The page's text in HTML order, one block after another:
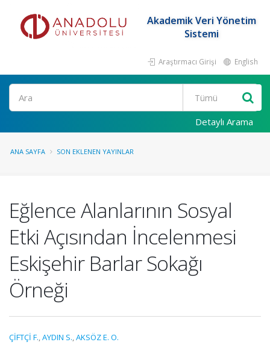
Akademik Veri Yönetim
Sistemi
Araştırmacı Girişi English
Ara
Detaylı Arama
ANA SAYFA SON EKLENEN YAYINLAR
Eğlence Alanlarının Sosyal
Etki Açısından İncelenmesi
Eskişehir Barlar Sokağı
Örneği
ÇİFTÇİ F.,AYDIN S.,AKSÖZ E. O.